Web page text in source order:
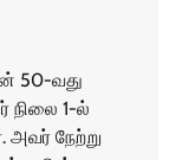
50-வது
நிலை 1-ல்
அவர் நேற்று